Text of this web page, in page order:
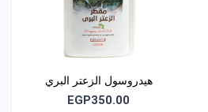
هيدروسول الزعتر البري
EGP350.00